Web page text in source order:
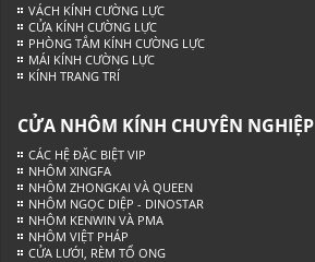
VÁCH KÍNH CƯỜNG LỰC
CỬA KÍNH CƯỜNG LỰC
PHÒNG TẮM KÍNH CƯỜNG LỰC
MÁI KÍNH CƯỜNG LỰC
KÍNH TRANG TRÍ
CỬA NHÔM KÍNH CHUYÊN NGHIỆP
CÁC HỆ ĐẶC BIỆT VIP
NHÔM XINGFA
NHÔM ZHONGKAI VÀ QUEEN
NHÔM NGỌC DIỆP - DINOSTAR
NHÔM KENWIN VÀ PMA
NHÔM VIỆT PHÁP
CỬA LƯỚI, RÈM TỔ ONG